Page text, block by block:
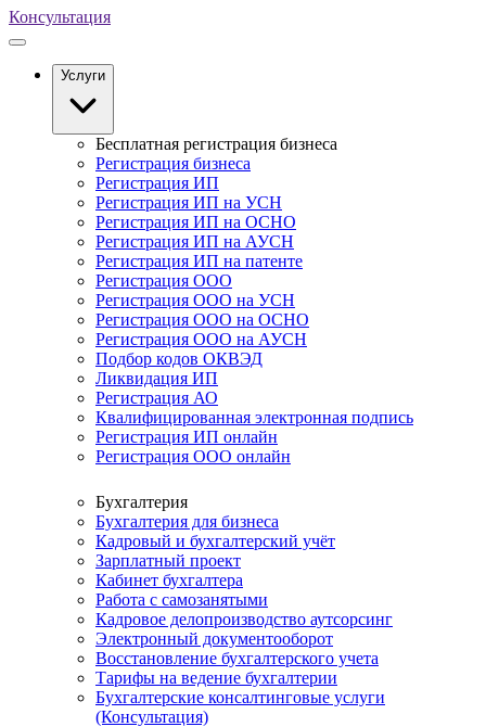
Консультация
Услуги
Бесплатная регистрация бизнеса
Регистрация бизнеса
Регистрация ИП
Регистрация ИП на УСН
Регистрация ИП на ОСНО
Регистрация ИП на АУСН
Регистрация ИП на патенте
Регистрация ООО
Регистрация ООО на УСН
Регистрация ООО на ОСНО
Регистрация ООО на АУСН
Подбор кодов ОКВЭД
Ликвидация ИП
Регистрация АО
Квалифицированная электронная подпись
Регистрация ИП онлайн
Регистрация ООО онлайн
Бухгалтерия
Бухгалтерия для бизнеса
Кадровый и бухгалтерский учёт
Зарплатный проект
Кабинет бухгалтера
Работа с самозанятыми
Кадровое делопроизводство аутсорсинг
Электронный документооборот
Восстановление бухгалтерского учета
Тарифы на ведение бухгалтерии
Бухгалтерские консалтинговые услуги
(Консультация)